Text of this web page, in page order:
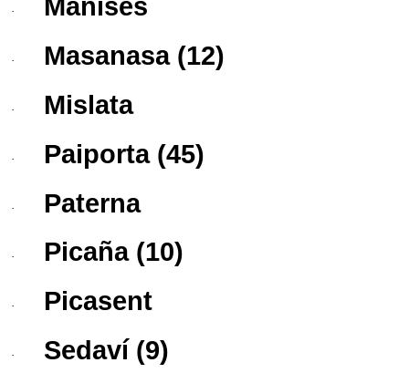
· Manises
· Masanasa(12)
· Mislata
· Paiporta(45)
· Paterna
· Picaña(10)
· Picasent
· Sedaví(9)